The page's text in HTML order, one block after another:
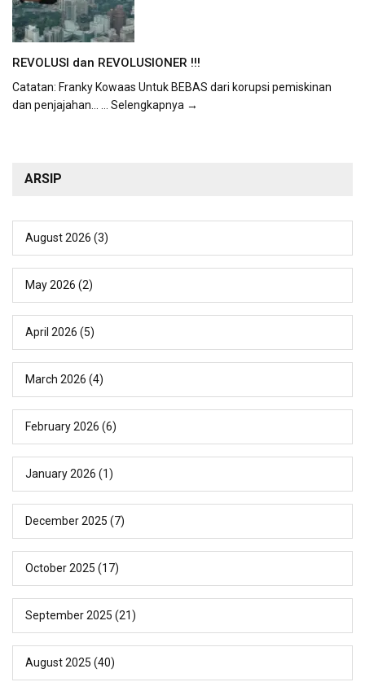
REVOLUSI dan REVOLUSIONER !!!
Catatan: Franky Kowaas Untuk BEBAS dari korupsi pemiskinan
dan penjajahan...
... Selengkapnya →
ARSIP
August 2026 (3)
May 2026 (2)
April 2026 (5)
March 2026 (4)
February 2026 (6)
January 2026 (1)
December 2025 (7)
October 2025 (17)
September 2025 (21)
August 2025 (40)